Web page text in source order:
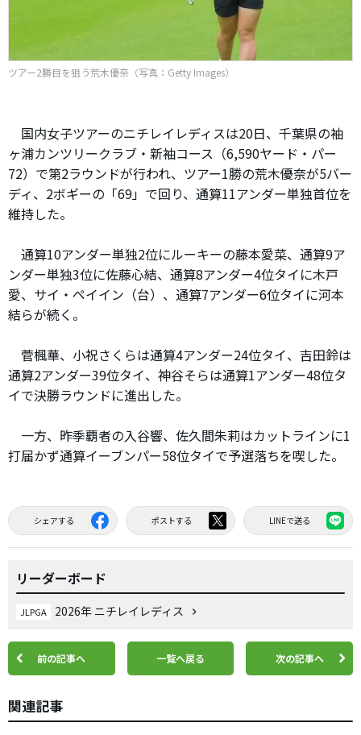
ツアー2勝目を狙う荒木優奈（写真：Getty Images）
国内女子ツアーのニチレイレディスは20日、千葉県の袖
ヶ浦カンツリークラブ・新袖コース（6,590ヤード・パー
72）で第2ラウンドが行われ、ツアー1勝の荒木優奈が5バー
ディ、2ボギーの「69」で回り、通算11アンダー単独首位を
維持した。
通算10アンダー単独2位にルーキーの藤本愛菜、通算9ア
ンダー単独3位に佐藤心結、通算8アンダー4位タイに木戸
愛、サイ・ペイイン（台）、通算7アンダー6位タイに河本
結らが続く。
菅楓華、小祝さくらは通算4アンダー24位タイ、吉田鈴は
通算2アンダー39位タイ、神谷そらは通算1アンダー48位タ
イで決勝ラウンドに進出した。
一方、昨季覇者の入谷響、佐久間朱莉はカットラインに1
打届かず通算イーブンパー58位タイで予選落ちを喫した。
シェアする ポストする LINEで送る
リーダーボード
JLPGA 2026年 ニチレイレディス
前の記事へ 一覧へ戻る 次の記事へ
関連記事